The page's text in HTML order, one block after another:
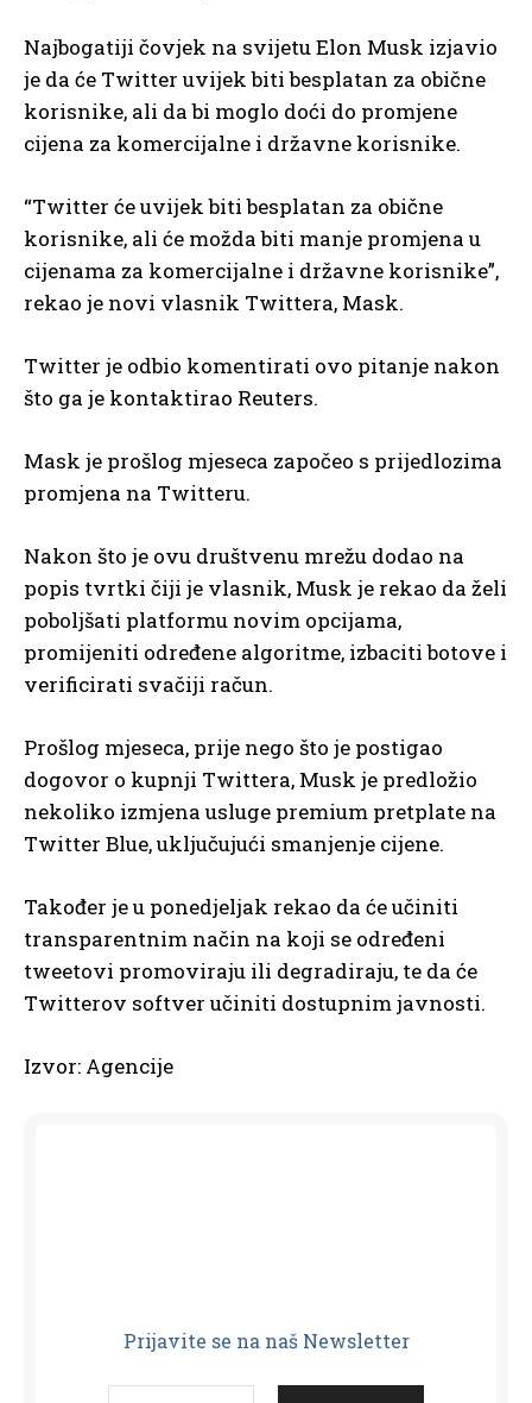
Najbogatiji čovjek na svijetu Elon Musk izjavio
je da će Twitter uvijek biti besplatan za obične
korisnike, ali da bi moglo doći do promjene
cijena za komercijalne i državne korisnike.
“Twitter će uvijek biti besplatan za obične
korisnike, ali će možda biti manje promjena u
cijenama za komercijalne i državne korisnike”,
rekao je novi vlasnik Twittera, Mask.
Twitter je odbio komentirati ovo pitanje nakon
što ga je kontaktirao Reuters.
Mask je prošlog mjeseca započeo s prijedlozima
promjena na Twitteru.
Nakon što je ovu društvenu mrežu dodao na
popis tvrtki čiji je vlasnik, Musk je rekao da želi
poboljšati platformu novim opcijama,
promijeniti određene algoritme, izbaciti botove i
verificirati svačiji račun.
Prošlog mjeseca, prije nego što je postigao
dogovor o kupnji Twittera, Musk je predložio
nekoliko izmjena usluge premium pretplate na
Twitter Blue, uključujući smanjenje cijene.
Također je u ponedjeljak rekao da će učiniti
transparentnim način na koji se određeni
tweetovi promoviraju ili degradiraju, te da će
Twitterov softver učiniti dostupnim javnosti.
Izvor: Agencije
Prijavite se na naš Newsletter